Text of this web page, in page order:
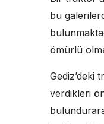
bu
ömürlü
Gediz’deki
verdikleri